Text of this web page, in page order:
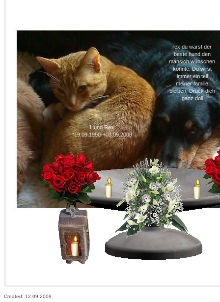
Hund Rex
*19.09.1990-+03.09.2009
rex du warst der
beste hund den
mansich wünschen
konnte. Du wirst
immer ein teil
meiner familie
bleiben. Drück dich
ganz doll
Created: 12.09.2009,